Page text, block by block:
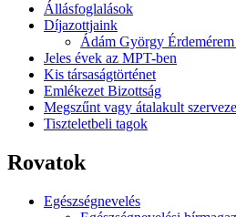
Állásfoglalások
Díjazottjaink
Ádám György
Jeles évek az MPT-ben
Kis társaságtörténet
Emlékezet Bizottság
Megszűnt vagy átalakult
Tiszteletbeli tagok
Rovatok
Egészségnevelés